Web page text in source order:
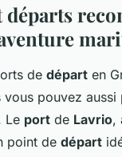
départs
de départ en
vous pouvez aussi
Le port de Lavrio,
point de départ